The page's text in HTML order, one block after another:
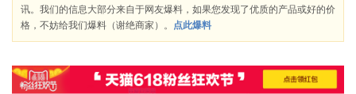
讯。我们的信息大部分来自于网友爆料，如果您发现了优质的产品或好的价
格，不妨给我们爆料（谢绝商家）。 点此爆料